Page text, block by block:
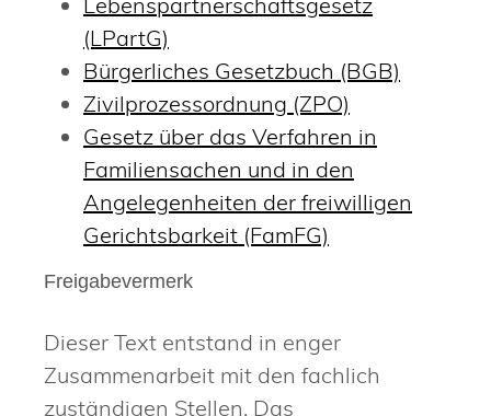
(LPartG)
Bürgerliches Gesetzbuch (BGB)
Zivilprozessordnung (ZPO)
Gesetz über das Verfahren in
Familiensachen und in den
Angelegenheiten der freiwilligen
Gerichtsbarkeit (FamFG)
Freigabevermerk
Dieser Text entstand in enger
Zusammenarbeit mit den fachlich
zuständigen Stellen. Das